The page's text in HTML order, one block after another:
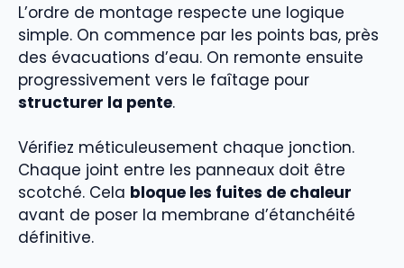
L’ordre de montage respecte une logique
simple. On commence par les points bas, près
des évacuations d’eau. On remonte ensuite
progressivement vers le faîtage pour
structurer la pente.
Vérifiez méticuleusement chaque jonction.
Chaque joint entre les panneaux doit être
scotché. Cela bloque les fuites de chaleur
avant de poser la membrane d’étanchéité
définitive.